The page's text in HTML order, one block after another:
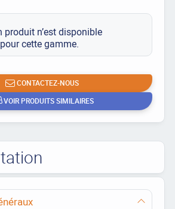
produit n’est disponible
cette gamme.
CONTACTEZ-NOUS
VOIR PRODUITS SIMILAIRES